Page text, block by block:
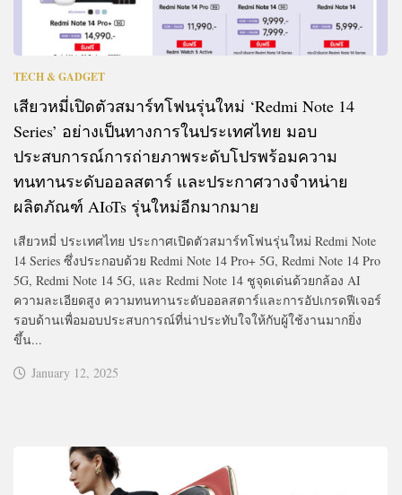
TECH & GADGET
เสียวหมี่เปิดตัวสมาร์ทโฟนรุ่นใหม่ ‘Redmi Note 14
Series’ อย่างเป็นทางการในประเทศไทย มอบ
ประสบการณ์การถ่ายภาพระดับโปรพร้อมความ
ทนทานระดับออลสตาร์ และประกาศวางจำหน่าย
ผลิตภัณฑ์ AIoTs รุ่นใหม่อีกมากมาย
เสียวหมี่ ประเทศไทย ประกาศเปิดตัวสมาร์ทโฟนรุ่นใหม่ Redmi Note
14 Series ซึ่งประกอบด้วย Redmi Note 14 Pro+ 5G, Redmi Note 14 Pro
5G, Redmi Note 14 5G, และ Redmi Note 14 ชูจุดเด่นด้วยกล้อง AI
ความละเอียดสูง ความทนทานระดับออลสตาร์และการอัปเกรดฟีเจอร์
รอบด้านเพื่อมอบประสบการณ์ที่น่าประทับใจให้กับผู้ใช้งานมากยิ่ง
ขึ้น...
January 12, 2025